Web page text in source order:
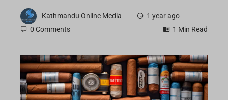
Kathmandu Online Media
1 year ago
0 Comments
1 Min Read